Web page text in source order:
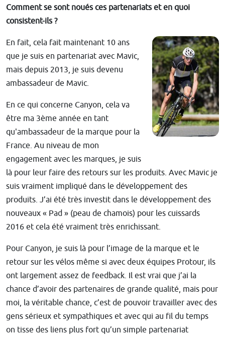
Comment se sont noués ces partenariats et en quoi
consistent-ils ?
En fait, cela fait maintenant 10 ans
que je suis en partenariat avec Mavic,
mais depuis 2013, je suis devenu
ambassadeur de Mavic.
En ce qui concerne Canyon, cela va
être ma 3ème année en tant
qu'ambassadeur de la marque pour la
France. Au niveau de mon
engagement avec les marques, je suis
là pour leur faire des retours sur les produits. Avec Mavic je
suis vraiment impliqué dans le développement des
produits. J’ai été très investit dans le développement des
nouveaux « Pad » (peau de chamois) pour les cuissards
2016 et cela été vraiment très enrichissant.
Pour Canyon, je suis là pour l’image de la marque et le
retour sur les vélos même si avec deux équipes Protour, ils
ont largement assez de feedback. Il est vrai que j’ai la
chance d’avoir des partenaires de grande qualité, mais pour
moi, la véritable chance, c’est de pouvoir travailler avec des
gens sérieux et sympathiques et avec qui au fil du temps
on tisse des liens plus fort qu’un simple partenariat